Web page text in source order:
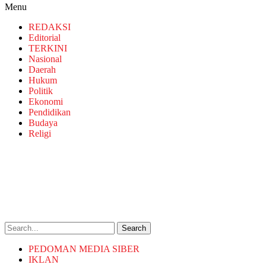
Menu
REDAKSI
Editorial
TERKINI
Nasional
Daerah
Hukum
Politik
Ekonomi
Pendidikan
Budaya
Religi
Search
PEDOMAN MEDIA SIBER
IKLAN